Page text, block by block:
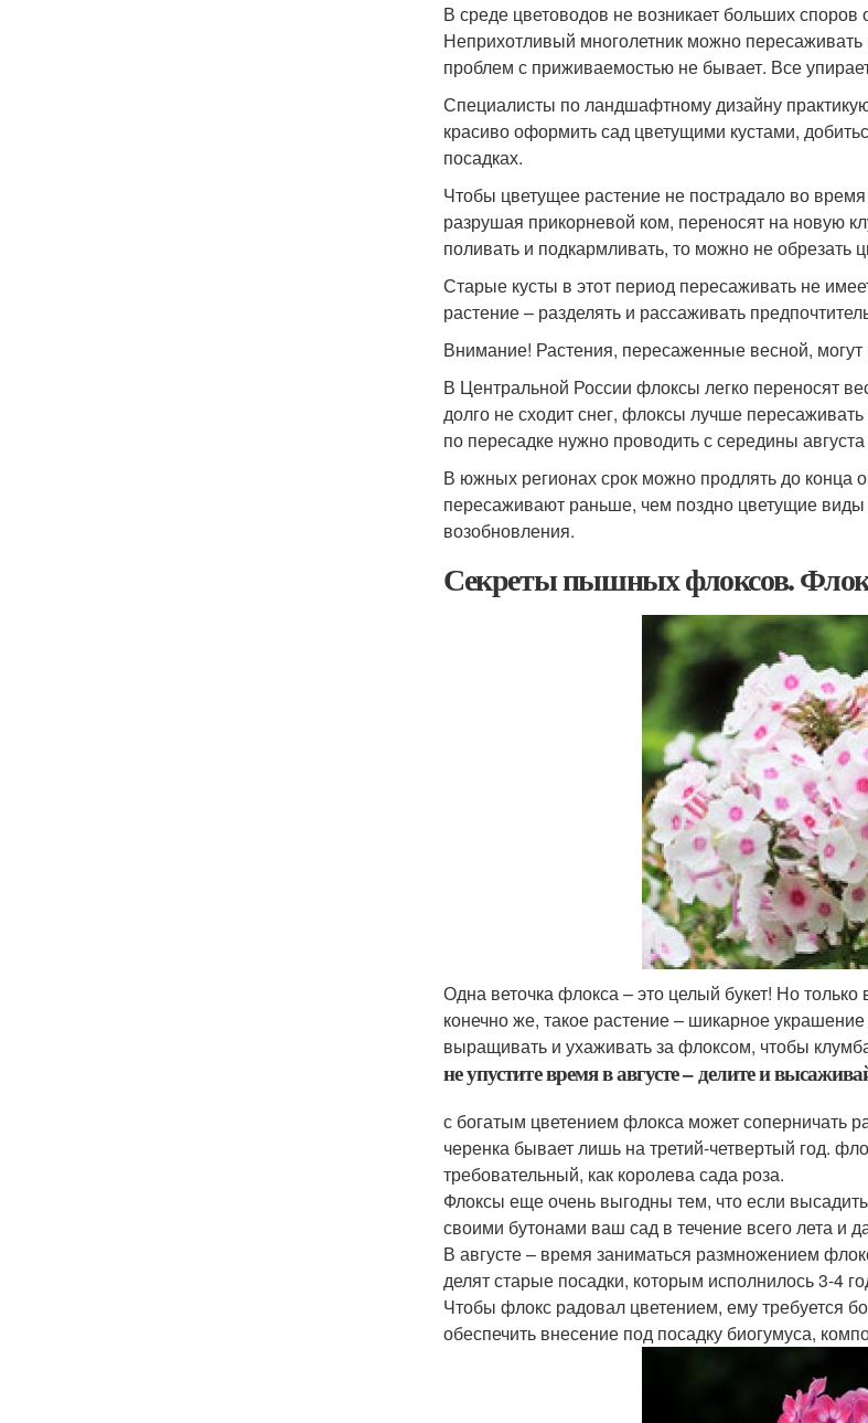
В среде цветоводов не возникает больших
Неприхотливый многолетник можно
проблем с приживаемостью не бывает. Все
Специалисты по ландшафтному дизайну
красиво оформить сад цветущими кустами,
посадках.
Чтобы цветущее растение не пострадало во
разрушая прикорневой ком, переносят на новую
поливать и подкармливать, то можно не обрезать
Старые кусты в этот период пересаживать не
растение – разделять и рассаживать
Внимание! Растения, пересаженные весной,
В Центральной России флоксы легко переносят
долго не сходит снег, флоксы лучше
по пересадке нужно проводить с середины
В южных регионах срок можно продлять до конца
пересаживают раньше, чем поздно цветущие
возобновления.
Секреты пышных флоксов.
Одна веточка флокса – это целый букет! Но
конечно же, такое растение – шикарное
выращивать и ухаживать за флоксом, чтобы
не упустите время в августе – делите и
с богатым цветением флокса может соперничать
черенка бывает лишь на третий-четвертый год.
требовательный, как королева сада роза.
Флоксы еще очень выгодны тем, что если
своими бутонами ваш сад в течение всего лета и
В августе – время заниматься размножением
делят старые посадки, которым исполнилось 3-4
Чтобы флокс радовал цветением, ему требуется
обеспечить внесение под посадку биогумуса,